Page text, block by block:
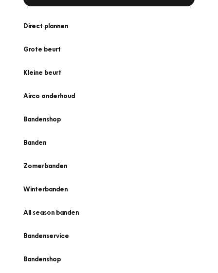
Direct plannen
Grote beurt
Kleine beurt
Airco onderhoud
Bandenshop
Banden
Zomerbanden
Winterbanden
All season banden
Bandenservice
Bandenshop